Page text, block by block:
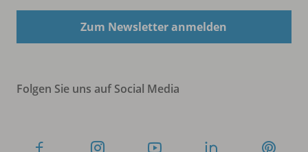
Zum Newsletter anmelden
Folgen Sie uns auf Social Media